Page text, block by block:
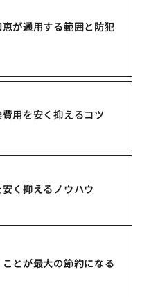
が通用する範囲と防犯
用を安く抑えるコツ
く抑えるノウハウ
とが最大の節約になる